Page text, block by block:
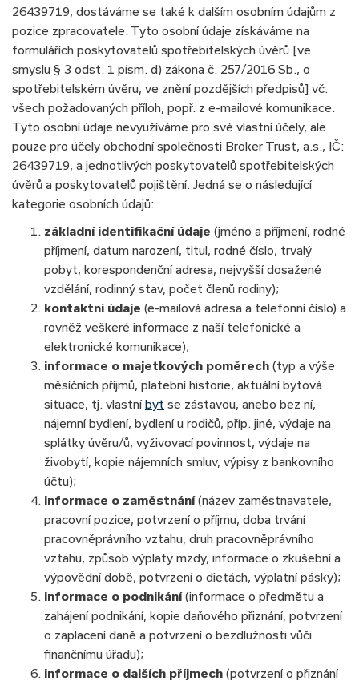
26439719, dostáváme se také k dalším osobním údajům z
pozice zpracovatele. Tyto osobní údaje získáváme na
formulářích poskytovatelů spotřebitelských úvěrů [ve
smyslu § 3 odst. 1 písm. d) zákona č. 257/2016 Sb., o
spotřebitelském úvěru, ve znění pozdějších předpisů] vč.
všech požadovaných příloh, popř. z e-mailové komunikace.
Tyto osobní údaje nevyužíváme pro své vlastní účely, ale
pouze pro účely obchodní společnosti Broker Trust, a.s., IČ:
26439719, a jednotlivých poskytovatelů spotřebitelských
úvěrů a poskytovatelů pojištění. Jedná se o následující
kategorie osobních údajů:
základní identifikační údaje (jméno a příjmení, rodné
příjmení, datum narození, titul, rodné číslo, trvalý
pobyt, korespondenční adresa, nejvyšší dosažené
vzdělání, rodinný stav, počet členů rodiny);
kontaktní údaje (e-mailová adresa a telefonní číslo) a
rovněž veškeré informace z naší telefonické a
elektronické komunikace);
informace o majetkových poměrech (typ a výše
měsíčních příjmů, platební historie, aktuální bytová
situace, tj. vlastní byt se zástavou, anebo bez ní,
nájemní bydlení, bydlení u rodičů, příp. jiné, výdaje na
splátky úvěru/ů, vyživovací povinnost, výdaje na
živobytí, kopie nájemních smluv, výpisy z bankovního
účtu);
informace o zaměstnání(název zaměstnavatele,
pracovní pozice, potvrzení o příjmu, doba trvání
pracovněprávního vztahu, druh pracovněprávního
vztahu, způsob výplaty mzdy, informace o zkušební a
výpovědní době, potvrzení o dietách, výplatní pásky);
informace o podnikání(informace o předmětu a
zahájení podnikání, kopie daňového přiznání, potvrzení
o zaplacení daně a potvrzení o bezdlužnosti vůči
finančnímu úřadu);
informace o dalších příjmech (potvrzení o přiznání